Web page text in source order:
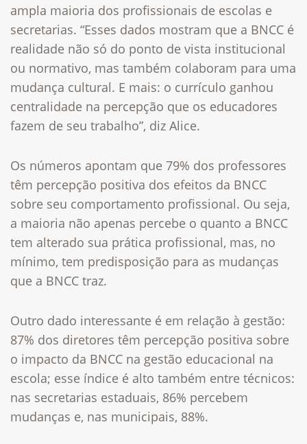
ampla maioria dos profissionais de escolas e
secretarias. “Esses dados mostram que a BNCC é
realidade não só do ponto de vista institucional
ou normativo, mas também colaboram para uma
mudança cultural. E mais: o currículo ganhou
centralidade na percepção que os educadores
fazem de seu trabalho”, diz Alice.
Os números apontam que 79% dos professores
têm percepção positiva dos efeitos da BNCC
sobre seu comportamento profissional. Ou seja,
a maioria não apenas percebe o quanto a BNCC
tem alterado sua prática profissional, mas, no
mínimo, tem predisposição para as mudanças
que a BNCC traz.
Outro dado interessante é em relação à gestão:
87% dos diretores têm percepção positiva sobre
o impacto da BNCC na gestão educacional na
escola; esse índice é alto também entre técnicos:
nas secretarias estaduais, 86% percebem
mudanças e, nas municipais, 88%.